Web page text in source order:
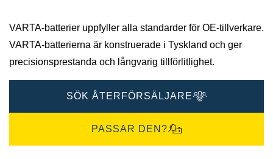
VARTA-batterier uppfyller alla standarder för OE-tillverkare.
VARTA-batterierna är konstruerade i Tyskland och ger
precisionsprestanda och långvarig tillförlitlighet.
SÖK ÅTERFÖRSÄLJARE
PASSAR DEN?